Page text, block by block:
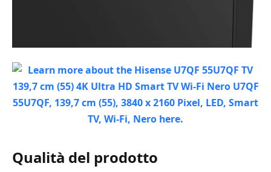
Qualità del prodotto